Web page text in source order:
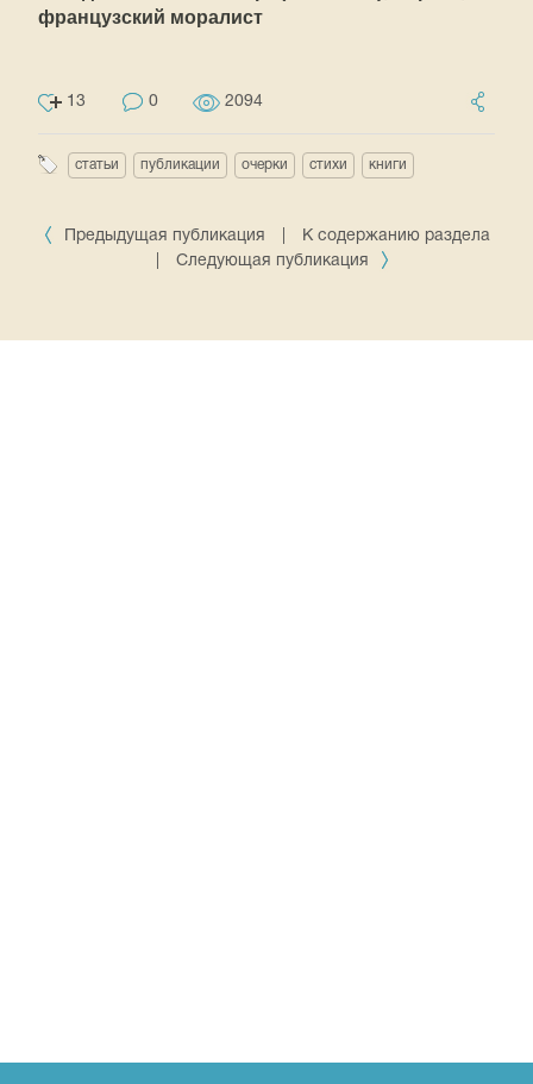
французский моралист
13 0 2094
статьи публикации очерки стихи книги
Предыдущая публикация
К содержанию раздела
Следующая публикация